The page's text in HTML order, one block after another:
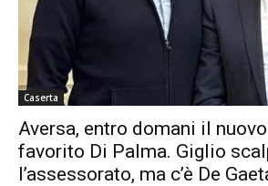
Caserta
Aversa, entro domani il
favorito Di Palma. Giglio
l’assessorato, ma c’è De